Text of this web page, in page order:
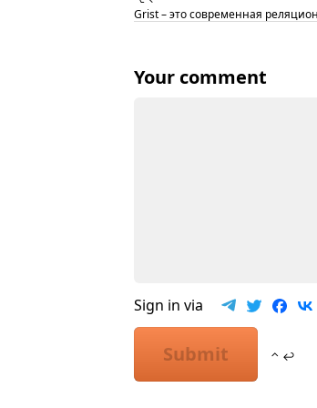
Grist – это современная
Your comment
Sign in via
Submit ⌃ ↩